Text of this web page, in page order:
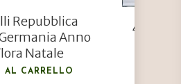
Repubblica
Anno
Natale
AL CARRELLO
4777